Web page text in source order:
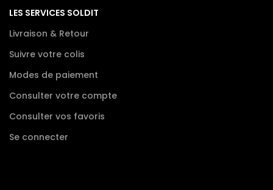
LES SERVICES SOLDIT
Livraison & Retour
Suivre votre colis
Modes de paiement
Consulter votre compte
Consulter vos favoris
Se connecter